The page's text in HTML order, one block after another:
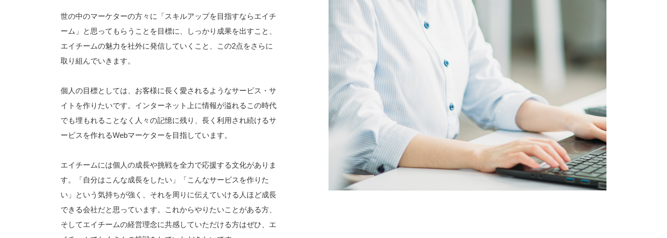
世の中のマーケターの方々に「スキルアップを目指すならエイチ
ーム」と思ってもらうことを目標に、しっかり成果を出すこと、
エイチームの魅力を社外に発信していくこと、この2点をさらに
取り組んでいきます。
個人の目標としては、お客様に長く愛されるようなサービス・サ
イトを作りたいです。インターネット上に情報が溢れるこの時代
でも埋もれることなく人々の記憶に残り、長く利用され続けるサ
ービスを作れるWebマーケターを目指しています。
エイチームには個人の成長や挑戦を全力で応援する文化がありま
す。「自分はこんな成長をしたい」「こんなサービスを作りた
い」という気持ちが強く、それを周りに伝えていける人ほど成長
できる会社だと思っています。これからやりたいことがある方、
そしてエイチームの経営理念に共感していただける方はぜひ、エ